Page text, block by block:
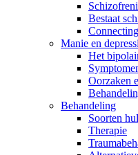
Bestaat
Manie en
Het
Oorzaken
Behandeling
Soorten
Therapie